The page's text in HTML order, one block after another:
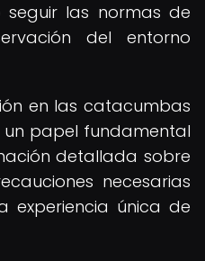
seguir las normas de
del entorno
en las catacumbas
papel fundamental
detallada sobre
necesarias
experiencia única de